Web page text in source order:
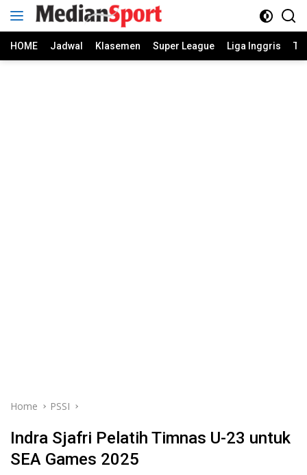
HOME Jadwal Klasemen Super League Liga Inggris
Home PSSI
Indra Sjafri Pelatih Timnas U-23 untuk
SEA Games 2025